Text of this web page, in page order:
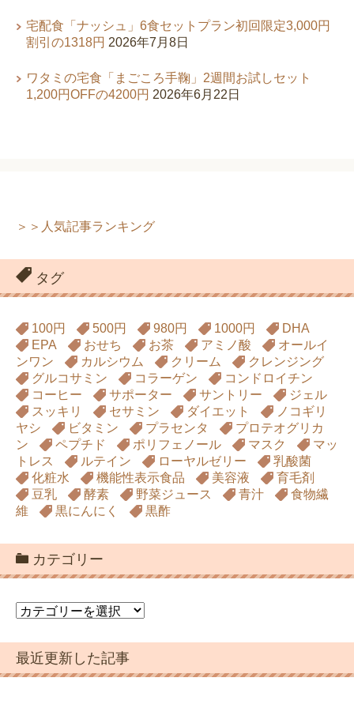
宅配食「ナッシュ」6食セットプラン初回限定3,000円
割引の1318円 2026年7月8日
ワタミの宅食「まごころ手鞠」2週間お試しセット
1,200円OFFの4200円 2026年6月22日
＞＞人気記事ランキング
タグ
100円 500円 980円 1000円
DHA
EPA
おせち お茶 アミノ酸
オールイ
ンワン
カルシウム クリーム
クレンジング
グルコサミン
コラーゲン
コンドロイチン
コーヒー
サポーター サントリー
ジェル
スッキリ
セサミン ダイエット
ノコギリ
ヤシ
ビタミン プラセンタ
プロテオグリカ
ン
ペプチド ポリフェノール マスク
マッ
トレス
ルテイン ローヤルゼリー
乳酸菌
化粧水
機能性表示食品 美容液
育毛剤
豆乳
酵素 野菜ジュース 青汁
食物繊
維
黒にんにく 黒酢
カテゴリー
カ
ゴ
リ
ー
最近更新した記事